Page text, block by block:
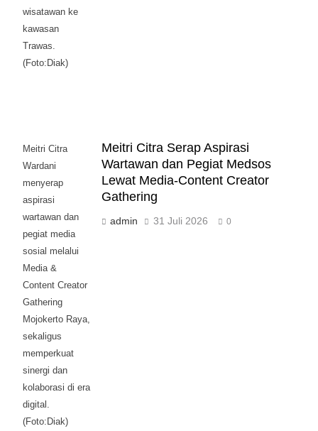
wisatawan ke
kawasan
Trawas.
(Foto:Diak)
Meitri Citra
Wardani
menyerap
aspirasi
wartawan dan
pegiat media
sosial melalui
Media &
Content Creator
Gathering
Mojokerto Raya,
sekaligus
memperkuat
sinergi dan
kolaborasi di era
digital.
(Foto:Diak)
Meitri Citra Serap Aspirasi
Wartawan dan Pegiat Medsos
Lewat Media-Content Creator
Gathering
admin 31 Juli 2026 0